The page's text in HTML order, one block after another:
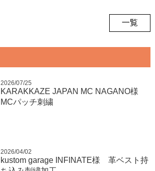
一覧
2026/07/25
KARAKKAZE JAPAN MC NAGANO様
MCパッチ刺繍
2026/04/02
kustom garage INFINATE様 革ベスト持